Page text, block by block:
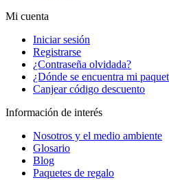
Mi cuenta
Iniciar sesión
Registrarse
¿Contraseña olvidada?
¿Dónde se encuentra mi
Canjear código descuento
Información de interés
Nosotros y el medio ambiente
Glosario
Blog
Paquetes de regalo